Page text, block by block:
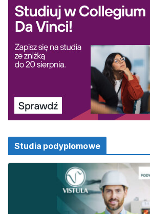
Studia podyplomowe